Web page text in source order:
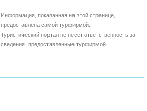
Информация, показанная на этой странице,
предоставлена самой турфирмой.
Туристический портал не несёт ответственность за
сведения, предоставленные турфирмой